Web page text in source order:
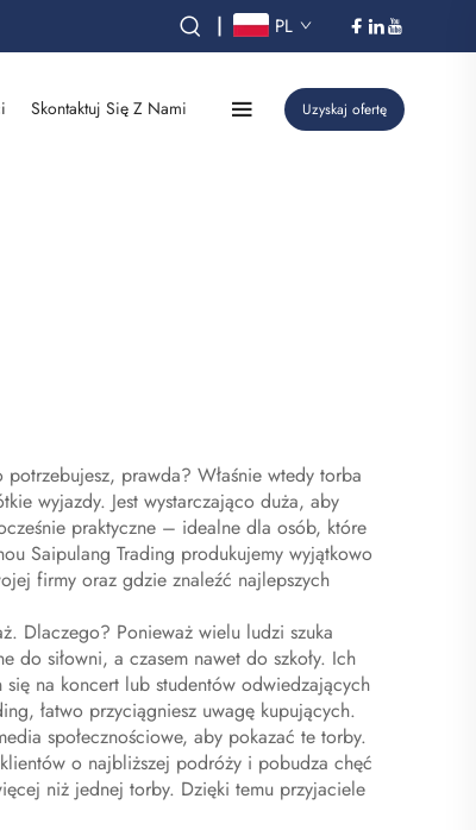
| PL
Skontaktuj Się Z Nami Uzyskaj ofertę
prawda? Właśnie wtedy torba
wyjazdy. Jest wystarczająco duża, aby
praktyczne – idealne dla osób, które
Saipulang Trading produkujemy wyjątkowo
firmy oraz gdzie znaleźć najlepszych
Dlaczego? Ponieważ wielu ludzi szuka
do siłowni, a czasem nawet do szkoły. Ich
na koncert lub studentów odwiedzających
łatwo przyciągniesz uwagę kupujących.
społecznościowe, aby pokazać te torby.
o najbliższej podróży i pobudza chęć
niż jednej torby. Dzięki temu przyjaciele